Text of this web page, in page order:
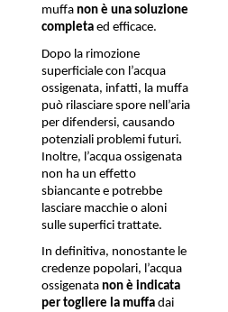
muffa non è una soluzione
completa ed efficace.
Dopo la rimozione
superficiale con l’acqua
ossigenata, infatti, la muffa
può rilasciare spore nell’aria
per difendersi, causando
potenziali problemi futuri.
Inoltre, l’acqua ossigenata
non ha un effetto
sbiancante e potrebbe
lasciare macchie o aloni
sulle superfici trattate.
In definitiva, nonostante le
credenze popolari, l’acqua
ossigenata non è indicata
per togliere la muffa dai